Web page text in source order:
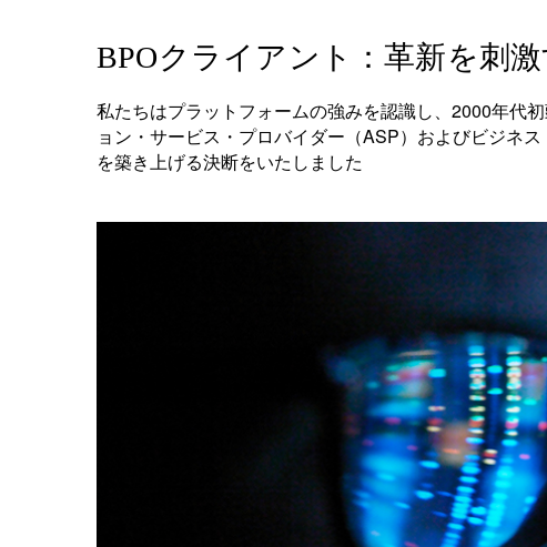
BPOクライアント：革新を刺
私たちはプラットフォームの強みを認識し、2000年代
ョン・サービス・プロバイダー（ASP）およびビジネ
を築き上げる決断をいたしました